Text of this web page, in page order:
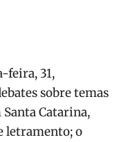
feira, 31,
sobre temas
Santa Catarina,
letramento; o